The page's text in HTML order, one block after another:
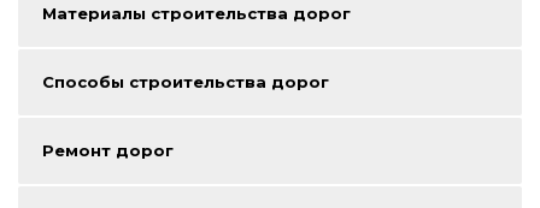
Материалы строительства дорог
Способы строительства дорог
Ремонт дорог